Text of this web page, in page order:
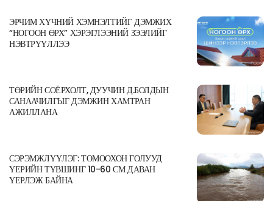
ЭРЧИМ ХҮЧНИЙ ХЭМНЭЛТИЙГ ДЭМЖИХ
“НОГООН ӨРХ” ХЭРЭГЛЭЭНИЙ ЗЭЭЛИЙГ
НЭВТРҮҮЛЛЭЭ
ТӨРИЙН СОЁРХОЛТ, ДУУЧИН Д.БОЛДЫН
САНААЧИЛГЫГ ДЭМЖИН ХАМТРАН
АЖИЛЛАНА
СЭРЭМЖЛҮҮЛЭГ: ТОМООХОН ГОЛУУД
ҮЕРИЙН ТҮВШИНГ 10-60 СМ ДАВАН
ҮЕРЛЭЖ БАЙНА